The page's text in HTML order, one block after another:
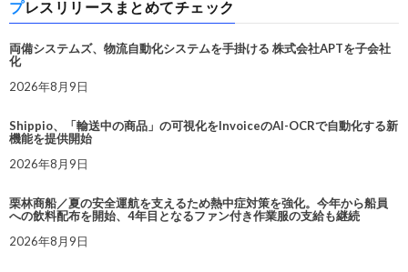
プレスリリースまとめてチェック
両備システムズ、物流自動化システムを手掛ける 株式会社APTを子会社
化
2026年8月9日
Shippio、「輸送中の商品」の可視化をInvoiceのAI-OCRで自動化する新
機能を提供開始
2026年8月9日
栗林商船／夏の安全運航を支えるため熱中症対策を強化。今年から船員
への飲料配布を開始、4年目となるファン付き作業服の支給も継続
2026年8月9日